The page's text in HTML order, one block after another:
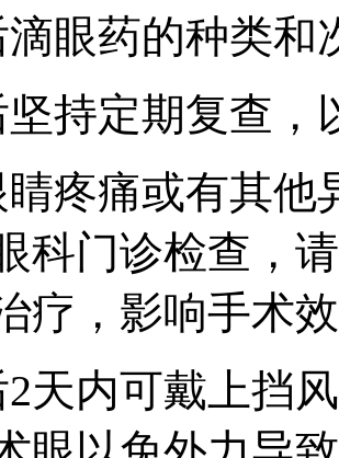
眼药的种类和
坚持定期复查
睛疼痛或有其
科门诊检查，
疗，影响手术
2天内可戴上挡